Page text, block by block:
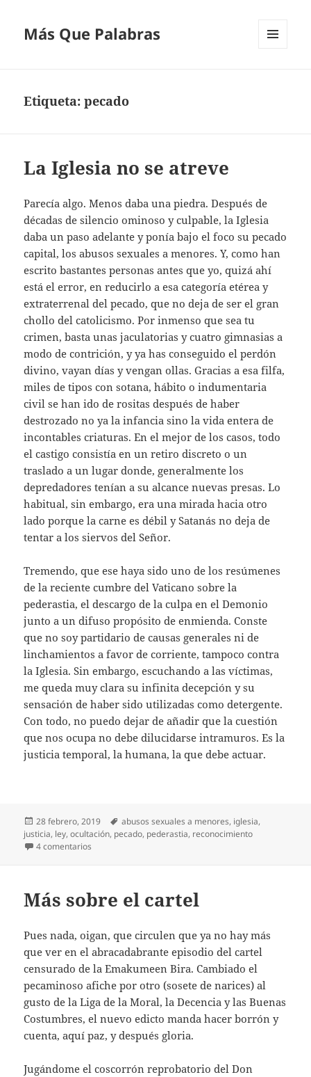
Más Que Palabras
Etiqueta:pecado
La Iglesia no se atreve
Parecía algo. Menos daba una piedra. Después de
décadas de silencio ominoso y culpable, la Iglesia
daba un paso adelante y ponía bajo el foco su pecado
capital, los abusos sexuales a menores. Y, como han
escrito bastantes personas antes que yo, quizá ahí
está el error, en reducirlo a esa categoría etérea y
extraterrenal del pecado, que no deja de ser el gran
chollo del catolicismo. Por inmenso que sea tu
crimen, basta unas jaculatorias y cuatro gimnasias a
modo de contrición, y ya has conseguido el perdón
divino, vayan días y vengan ollas. Gracias a esa filfa,
miles de tipos con sotana, hábito o indumentaria
civil se han ido de rositas después de haber
destrozado no ya la infancia sino la vida entera de
incontables criaturas. En el mejor de los casos, todo
el castigo consistía en un retiro discreto o un
traslado a un lugar donde, generalmente los
depredadores tenían a su alcance nuevas presas. Lo
habitual, sin embargo, era una mirada hacia otro
lado porque la carne es débil y Satanás no deja de
tentar a los siervos del Señor.
Tremendo, que ese haya sido uno de los resúmenes
de la reciente cumbre del Vaticano sobre la
pederastia, el descargo de la culpa en el Demonio
junto a un difuso propósito de enmienda. Conste
que no soy partidario de causas generales ni de
linchamientos a favor de corriente, tampoco contra
la Iglesia. Sin embargo, escuchando a las víctimas,
me queda muy clara su infinita decepción y su
sensación de haber sido utilizadas como detergente.
Con todo, no puedo dejar de añadir que la cuestión
que nos ocupa no debe dilucidarse intramuros. Es la
justicia temporal, la humana, la que debe actuar.
Publicado
el
28 febrero, 2019 Etiquetas
abusos sexuales a menores, iglesia,
justicia, ley,ocultación, pecado, pederastia, reconocimiento
4 comentarios
Más sobre el cartel
Pues nada, oigan, que circulen que ya no hay más
que ver en el abracadabrante episodio del cartel
censurado de la Emakumeen Bira. Cambiado el
pecaminoso afiche por otro (sosete de narices) al
gusto de la Liga de la Moral, la Decencia y las Buenas
Costumbres, el nuevo edicto manda hacer borrón y
cuenta, aquí paz, y después gloria.
Jugándome el coscorrón reprobatorio del Don